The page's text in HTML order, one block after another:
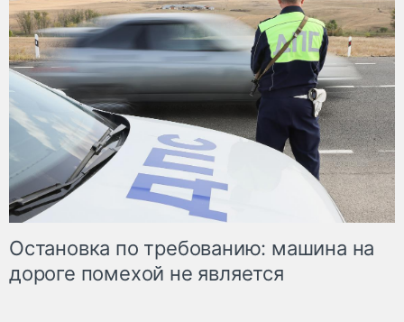
Остановка по требованию: машина на
дороге помехой не является